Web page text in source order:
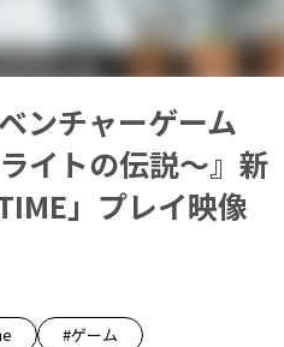
ンチャーゲーム
イトの伝説～』新
」プレイ映像
#ゲーム